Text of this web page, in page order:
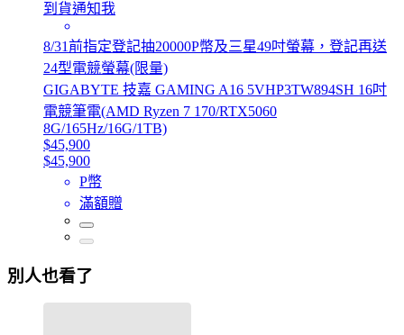
到貨通知我
8/31前指定登記抽20000P幣及三星49吋螢幕，登記再送
24型電競螢幕(限量)
GIGABYTE 技嘉 GAMING A16 5VHP3TW894SH 16吋
電競筆電(AMD Ryzen 7 170/RTX5060
8G/165Hz/16G/1TB)
$45,900
$45,900
P幣
滿額贈
別人也看了